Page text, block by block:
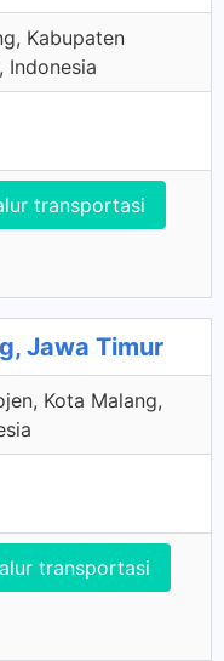
Kabupaten
Indonesia
transportasi
Jawa Timur
Kota Malang,
transportasi